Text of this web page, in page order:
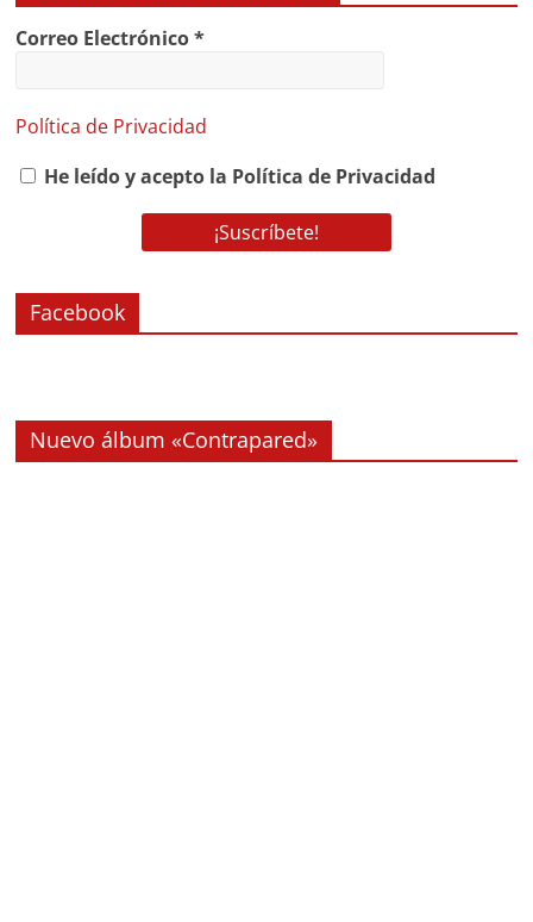
Correo Electrónico*
Política de Privacidad
He leído y acepto la Política de Privacidad
Facebook
Nuevo álbum «Contrapared»